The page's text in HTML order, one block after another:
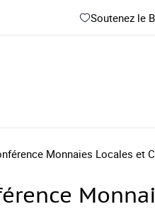
Soutenez le
Monnaies Locales et